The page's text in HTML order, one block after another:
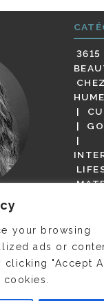
your browsing
ads or
"Accept
MAIS
QUI A
!